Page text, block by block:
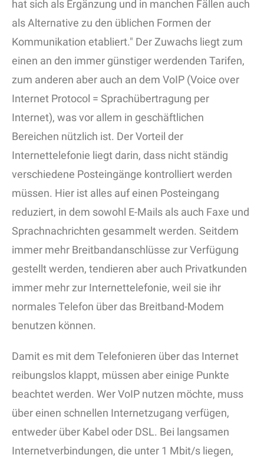
hat sich als Ergänzung und in manchen Fällen auch
als Alternative zu den üblichen Formen der
Kommunikation etabliert." Der Zuwachs liegt zum
einen an den immer günstiger werdenden Tarifen,
zum anderen aber auch an dem VoIP (Voice over
Internet Protocol = Sprachübertragung per
Internet), was vor allem in geschäftlichen
Bereichen nützlich ist. Der Vorteil der
Internettelefonie liegt darin, dass nicht ständig
verschiedene Posteingänge kontrolliert werden
müssen. Hier ist alles auf einen Posteingang
reduziert, in dem sowohl E-Mails als auch Faxe und
Sprachnachrichten gesammelt werden. Seitdem
immer mehr Breitbandanschlüsse zur Verfügung
gestellt werden, tendieren aber auch Privatkunden
immer mehr zur Internettelefonie, weil sie ihr
normales Telefon über das Breitband-Modem
benutzen können.
Damit es mit dem Telefonieren über das Internet
reibungslos klappt, müssen aber einige Punkte
beachtet werden. Wer VoIP nutzen möchte, muss
über einen schnellen Internetzugang verfügen,
entweder über Kabel oder DSL. Bei langsamen
Internetverbindungen, die unter 1 Mbit/s liegen,